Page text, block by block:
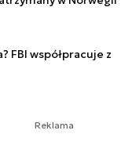
FBI współpracuje z
Reklama